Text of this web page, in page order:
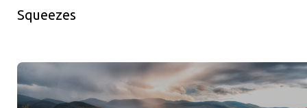
Squeezes
Nos valeurs en action